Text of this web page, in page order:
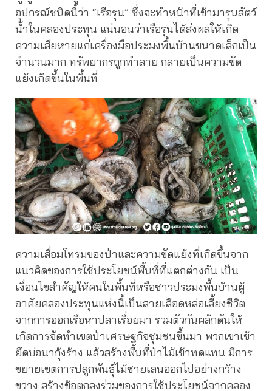
อุปกรณ์ชนิดนี้ว่า “เรือรุน” ซึ่งจะทำหน้าที่เข้ามารุนสัตว์
น้ำในคลองประทุน แน่นอนว่าเรือรุนได้ส่งผลให้เกิด
ความเสียหายแก่เครื่องมือประมงพื้นบ้านขนาดเล็กเป็น
จำนวนมาก ทรัพยากรถูกทำลาย กลายเป็นความขัด
แย้งเกิดขึ้นในพื้นที่
ความเสื่อมโทรมของป่าและความขัดแย้งที่เกิดขึ้นจาก
แนวคิดของการใช้ประโยชน์พื้นที่ที่แตกต่างกัน เป็น
เงื่อนไขสำคัญให้คนในพื้นที่หรือชาวประมงพื้นบ้านผู้
อาศัยคลองประทุนแห่งนี้เป็นสายเลือดหล่อเลี้ยงชีวิต
จากการออกเรือหาปลาเรื่อยมา รวมตัวกันผลักดันให้
เกิดการจัดทำเขตป่าเศรษฐกิจชุมชนขึ้นมา พวกเขาเข้า
ยึดบ่อนากุ้งร้าง แล้วสร้างพื้นที่ป่าไม้เข้าทดแทน มีการ
ขยายเขตการปลูกพันธุ์ไม้ชายเลนออกไปอย่างกว้าง
ขวาง สร้างข้อตกลงร่วมของการใช้ประโยชน์จากคลอง